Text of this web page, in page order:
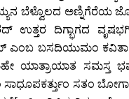
ಬೆಳ್ವೊಲದ ಅಣ್ನಿಗೆರೆಯ
ಉತ್ತರ ದಿಗ್ಭಾಗದ
ಎಂಬ ಬಸದಿಯುಮಂ
ಯಾತ್ರಾಯಾತ
ಸತಂ